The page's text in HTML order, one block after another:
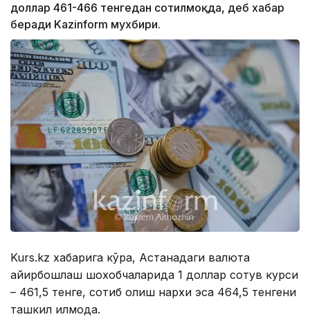
доллар 461-466 тенгедан сотилмоқда, деб хабар
беради Kazinform мухбири.
Kurs.kz хабарига кўра, Астанадаги валюта
айирбошлаш шохобчаларида 1 доллар сотув курси
– 461,5 тенге, сотиб олиш нархи эса 464,5 тенгени
ташкил қилмоқда.